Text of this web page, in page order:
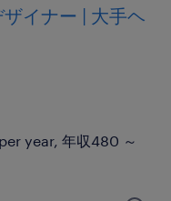
イナー | 大手ヘ
year, 年収480 ～